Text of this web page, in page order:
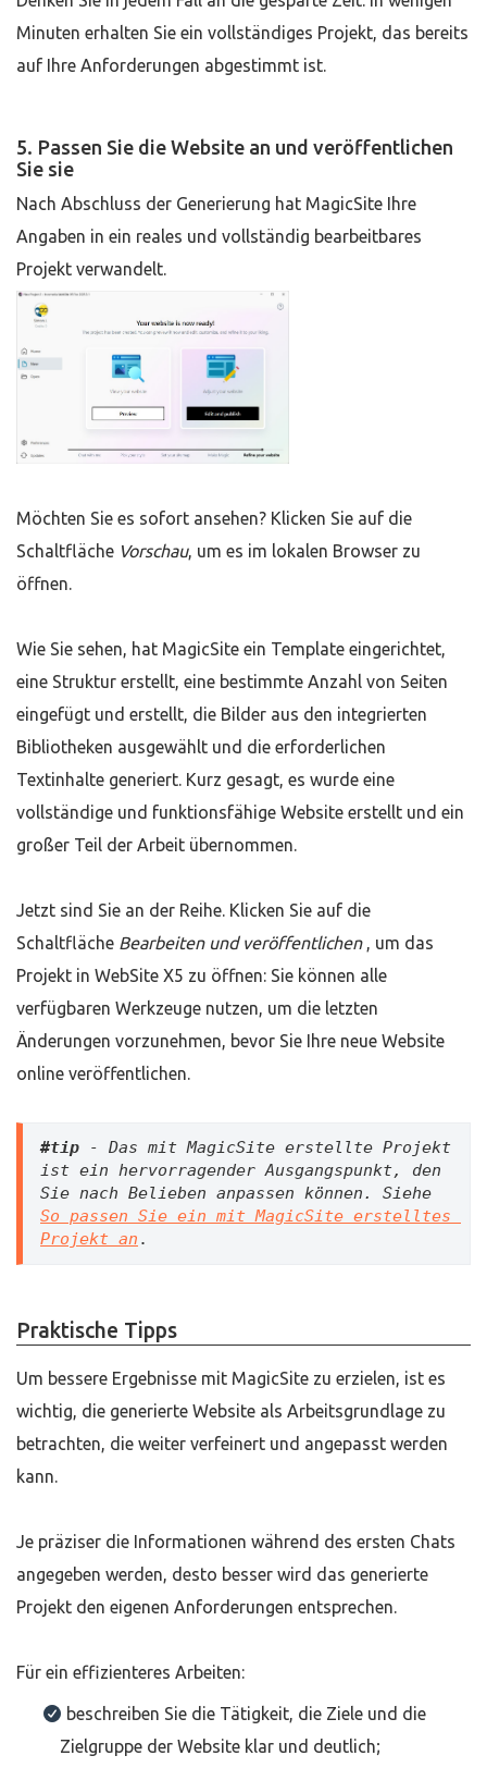
Minuten erhalten Sie ein vollständiges Projekt, das bereits
auf Ihre Anforderungen abgestimmt ist.
5. Passen Sie die Website an und veröffentlichen
Sie sie
Nach Abschluss der Generierung hat MagicSite Ihre
Angaben in ein reales und vollständig bearbeitbares
Projekt verwandelt.
Möchten Sie es sofort ansehen? Klicken Sie auf die
Schaltfläche Vorschau, um es im lokalen Browser zu
öffnen.
Wie Sie sehen, hat MagicSite ein Template eingerichtet,
eine Struktur erstellt, eine bestimmte Anzahl von Seiten
eingefügt und erstellt, die Bilder aus den integrierten
Bibliotheken ausgewählt und die erforderlichen
Textinhalte generiert. Kurz gesagt, es wurde eine
vollständige und funktionsfähige Website erstellt und ein
großer Teil der Arbeit übernommen.
Jetzt sind Sie an der Reihe. Klicken Sie auf die
Schaltfläche Bearbeiten und veröffentlichen , um das
Projekt in WebSite X5 zu öffnen: Sie können alle
verfügbaren Werkzeuge nutzen, um die letzten
Änderungen vorzunehmen, bevor Sie Ihre neue Website
online veröffentlichen.
#tip - Das mit MagicSite erstellte Projekt
ist ein hervorragender Ausgangspunkt, den
So passen Sie ein mit MagicSite erstelltes
Projekt an .
Praktische Tipps
Um bessere Ergebnisse mit MagicSite zu erzielen, ist es
wichtig, die generierte Website als Arbeitsgrundlage zu
betrachten, die weiter verfeinert und angepasst werden
kann.
Je präziser die Informationen während des ersten Chats
angegeben werden, desto besser wird das generierte
Projekt den eigenen Anforderungen entsprechen.
Für ein effizienteres Arbeiten:
beschreiben Sie die Tätigkeit, die Ziele und die
Zielgruppe der Website klar und deutlich;